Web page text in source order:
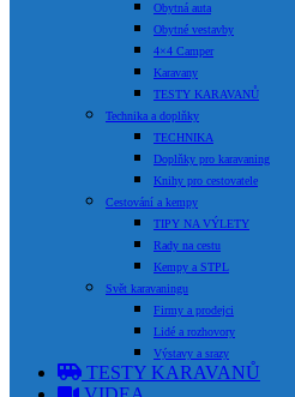
Obytná auta
Obytné vestavby
4×4 Camper
Karavany
TESTY KARAVANŮ
Technika a doplňky
TECHNIKA
Doplňky pro karavaning
Knihy pro cestovatele
Cestování a kempy
TIPY NA VÝLETY
Rady na cestu
Kempy a STPL
Svět karavaningu
Firmy a prodejci
Lidé a rozhovory
Výstavy a srazy
TESTY KARAVANŮ